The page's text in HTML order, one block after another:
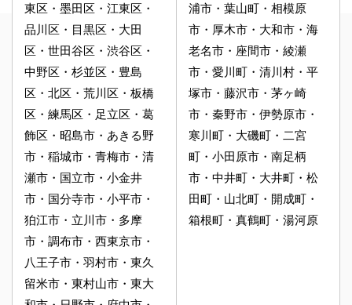
東区・墨田区・江東区・
品川区・目黒区・大田
区・世田谷区・渋谷区・
中野区・杉並区・豊島
区・北区・荒川区・板橋
区・練馬区・足立区・葛
飾区・昭島市・あきる野
市・稲城市・青梅市・清
瀬市・国立市・小金井
市・国分寺市・小平市・
狛江市・立川市・多摩
市・調布市・西東京市・
八王子市・羽村市・東久
留米市・東村山市・東大
浦市・葉山町・相模原
市・厚木市・大和市・海
老名市・座間市・綾瀬
市・愛川町・清川村・平
塚市・藤沢市・茅ヶ崎
市・秦野市・伊勢原市・
寒川町・大磯町・二宮
町・小田原市・南足柄
市・中井町・大井町・松
田町・山北町・開成町・
箱根町・真鶴町・湯河原